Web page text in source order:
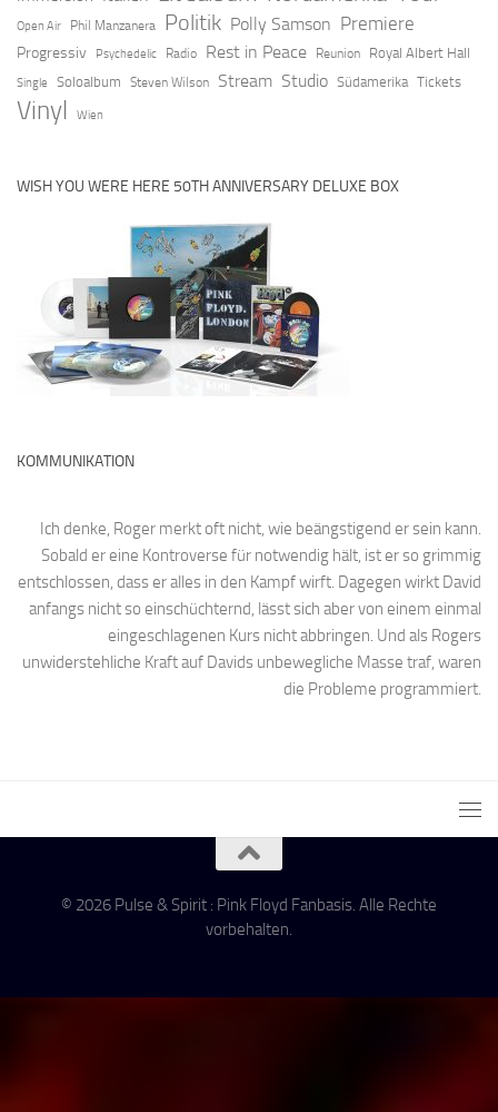
Open Air Phil Manzanera Politik Polly Samson Premiere
Progressiv Psychedelic Radio Rest in Peace Reunion Royal Albert Hall
Single Soloalbum Steven Wilson Stream Studio Südamerika Tickets
Vinyl Wien
WISH YOU WERE HERE 50TH ANNIVERSARY DELUXE BOX
KOMMUNIKATION
Ich denke, Roger merkt oft nicht, wie beängstigend er sein kann.
Sobald er eine Kontroverse für notwendig hält, ist er so grimmig
entschlossen, dass er alles in den Kampf wirft. Dagegen wirkt David
anfangs nicht so einschüchternd, lässt sich aber von einem einmal
eingeschlagenen Kurs nicht abbringen. Und als Rogers
unwiderstehliche Kraft auf Davids unbewegliche Masse traf, waren
die Probleme programmiert.
© 2026 Pulse & Spirit : Pink Floyd Fanbasis. Alle Rechte
vorbehalten.